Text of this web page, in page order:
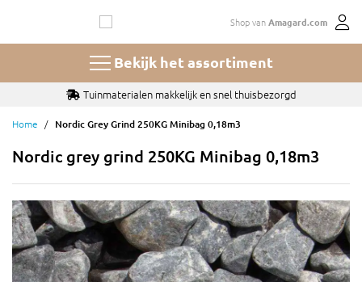
de
Shop vanAmagard.com
Bekijk het assortiment
Tuinmaterialen makkelijk en snel thuisbezorgd
Home Nordic Grey Grind 250KG Minibag 0,18m3
Nordic grey grind 250KG Minibag 0,18m3